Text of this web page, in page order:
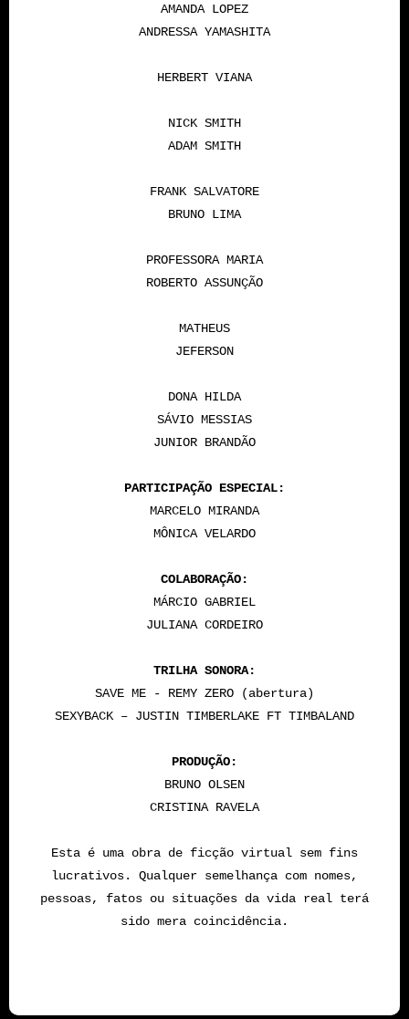
AMANDA LOPEZ
ANDRESSA YAMASHITA
HERBERT VIANA
NICK SMITH
ADAM SMITH
FRANK SALVATORE
BRUNO LIMA
PROFESSORA MARIA
ROBERTO ASSUNÇÃO
MATHEUS
JEFERSON
DONA HILDA
SÁVIO MESSIAS
JUNIOR BRANDÃO
PARTICIPAÇÃO ESPECIAL:
MARCELO MIRANDA
MÔNICA VELARDO
COLABORAÇÃO:
MÁRCIO GABRIEL
JULIANA CORDEIRO
TRILHA SONORA:
SAVE ME - REMY ZERO (abertura)
SEXYBACK – JUSTIN TIMBERLAKE FT TIMBALAND
PRODUÇÃO:
BRUNO OLSEN
CRISTINA RAVELA
Esta é uma obra de ficção virtual sem fins
lucrativos. Qualquer semelhança com nomes,
pessoas, fatos ou situações da vida real terá
sido mera coincidência.